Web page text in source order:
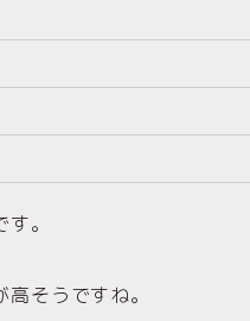
。
そうですね。